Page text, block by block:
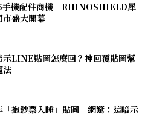
機配件商機 RHINOSHIELD犀
市盛大開幕
示LINE貼圖怎麼回？神回覆貼圖幫
法
「抱鈔票入睡」貼圖 網驚：這暗示